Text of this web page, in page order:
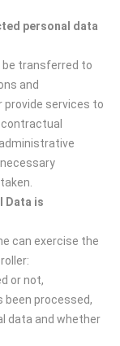
personal data
be transferred to
and
provide services to
Data is
can exercise the
or not,
been processed,
data and whether